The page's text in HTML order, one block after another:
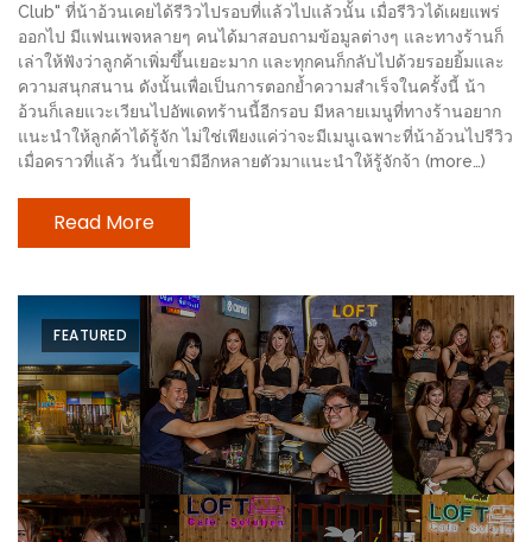
ญี่ปุ่น
ระดับ
พรีเมียม
พร้อม
สุ
เนื้อ
หมู
โร
บูต
ะ
สุด
ที่
Club" ที่น้าอ้วนเคยได้รีวิวไปรอบที่แล้วไปแล้วนั้น เมื่อรีวิวได้เผยแพร่
ออกไป มีแฟนเพจหลายๆ คนได้มาสอบถามข้อมูลต่างๆ และทางร้านก็
เล่าให้ฟังว่าลูกค้าเพิ่มขึ้นเยอะมาก และทุกคนก็กลับไปด้วยรอยยิ้มและ
ความสนุกสนาน ดังนั้นเพื่อเป็นการตอกย้ำความสำเร็จในครั้งนี้ น้า
อ้วนก็เลยแวะเวียนไปอัพเดทร้านนี้อีกรอบ มีหลายเมนูที่ทางร้านอยาก
แนะนำให้ลูกค้าได้รู้จัก ไม่ใช่เพียงแค่ว่าจะมีเมนูเฉพาะที่น้าอ้วนไปรีวิว
เมื่อคราวที่แล้ว วันนี้เขามีอีกหลายตัวมาแนะนำให้รู้จักจ้า (more…)
Read More
FEATURED